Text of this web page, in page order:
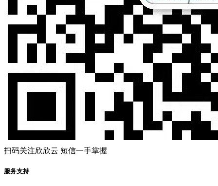
扫码关注欣欣云 短信一手掌握
服务支持